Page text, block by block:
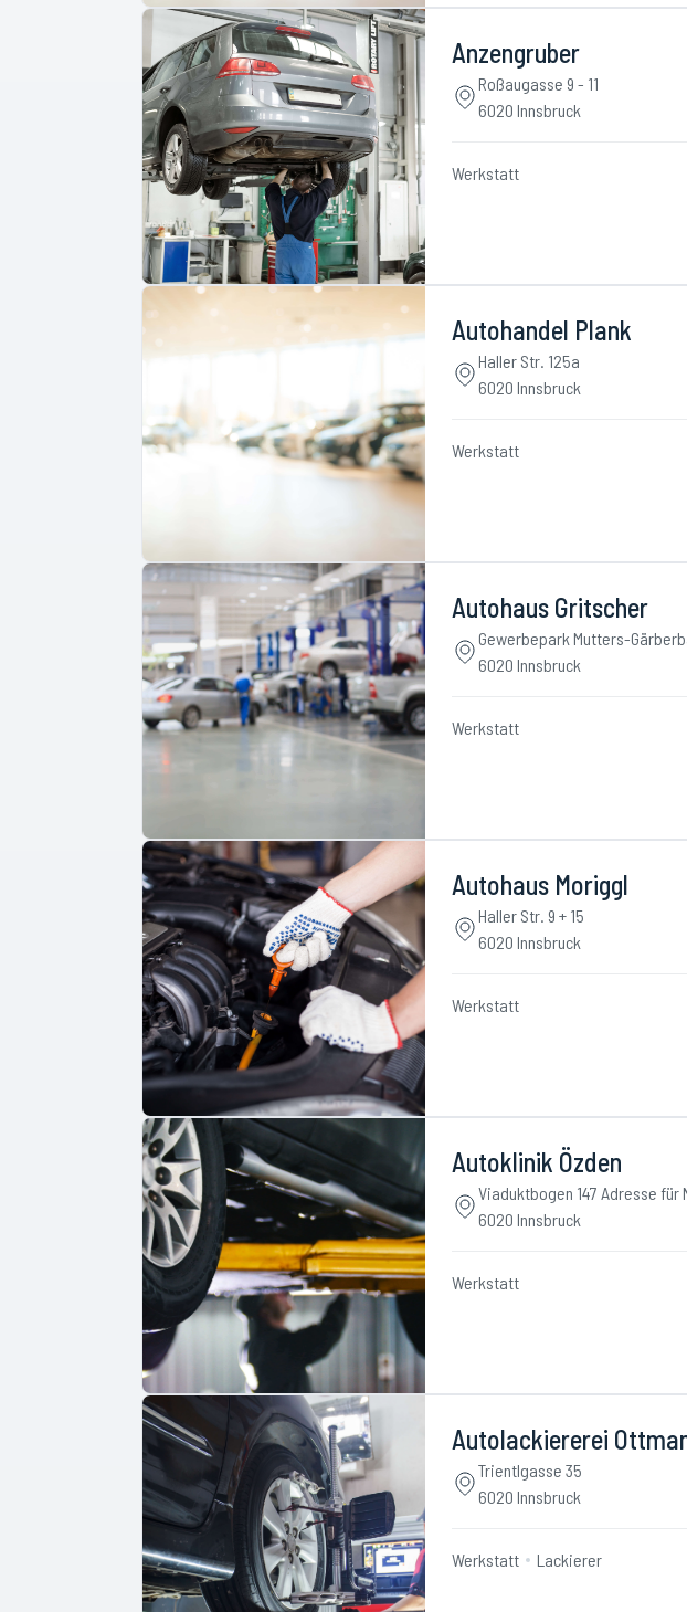
Anzengruber
Roßaugasse 9 - 11
6020 Innsbruck
Werkstatt
Autohandel Plank
Haller Str. 125a
6020 Innsbruck
Werkstatt
Autohaus Gritscher
Gewerbepark Mutters-
6020 Innsbruck
Werkstatt
Autohaus Moriggl
Haller Str. 9 + 15
6020 Innsbruck
Werkstatt
Autoklinik Özden
Viaduktbogen 147 Adresse für
6020 Innsbruck
Werkstatt
Autolackiererei
Trientlgasse 35
6020 Innsbruck
Werkstatt Lackierer